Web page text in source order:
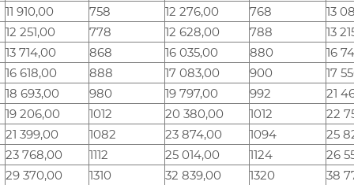
11 910,00 758 12 276,00 768
13
12 251,00 778 12 628,00 788
13
13 714,00 868 16 035,00 880
16
16 618,00 888 17 083,00 900
17
18 693,00 980 19 797,00 992
21
19 206,00 1012 20 380,00 1012
22
21 399,00 1082 23 874,00 1094
25
23 768,00 1112 25 014,00 1124
26
29 370,00 1310 32 839,00 1320
38